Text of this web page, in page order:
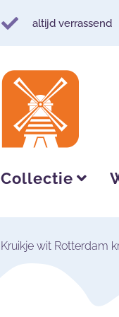
altijd verrassend
Collectie
Kruikje wit Rotterdam